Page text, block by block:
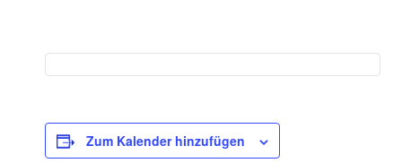
Zum Kalender hinzufügen